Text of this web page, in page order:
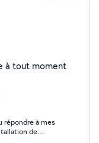
répondre à mes
de